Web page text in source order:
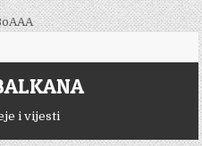
Skip
i vijesti